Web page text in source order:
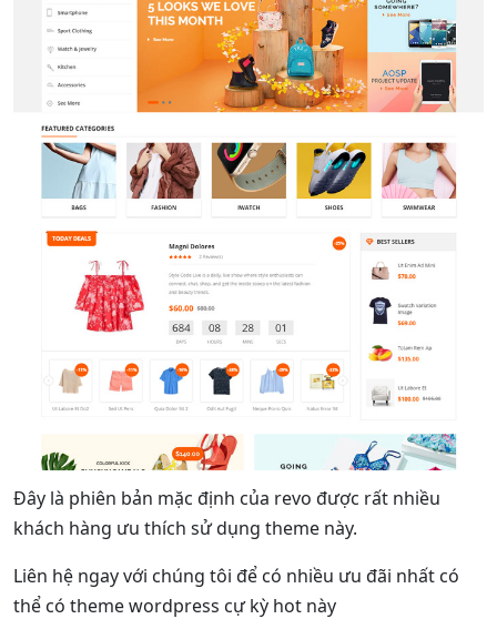
Đây là phiên bản mặc định của revo được rất nhiều
khách hàng ưu thích sử dụng theme này.
Liên hệ ngay với chúng tôi để có nhiều ưu đãi nhất có
thể có theme wordpress cự kỳ hot này